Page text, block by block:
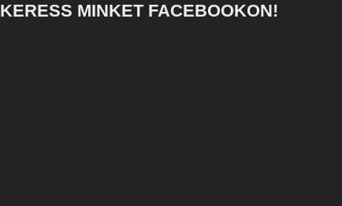
KERESS MINKET FACEBOOKON!